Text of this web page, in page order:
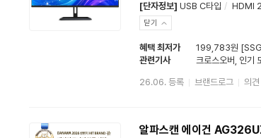
[단자정보] USB C타입 / HDMI
닫기
혜택 최저가
199,783원
관련기사
크로스오버, 인기
26.06. 등록 브랜드로그 의견
알파스캔 에이건